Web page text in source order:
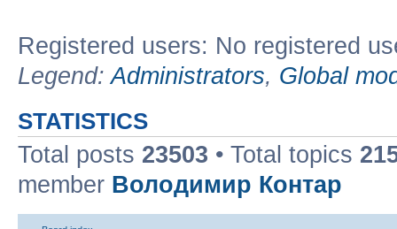
Registered users: No registered
Legend:Administrators, Global
STATISTICS
Total posts 23503 • Total topics
member Володимир Контар